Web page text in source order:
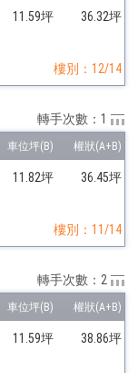
11.59坪 36.32坪
樓別：12/14
11.82坪 36.45坪
樓別：11/14
轉手次數：1
11.59坪 38.86坪
轉手次數：2